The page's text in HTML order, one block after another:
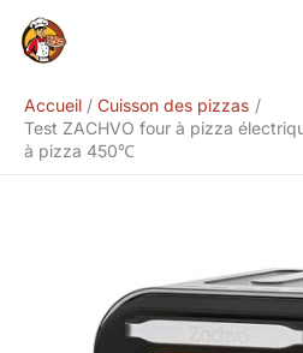
Accueil
Cuisson des pizzas
Test ZACHVO four à pizza
à pizza 450℃
Rechercher